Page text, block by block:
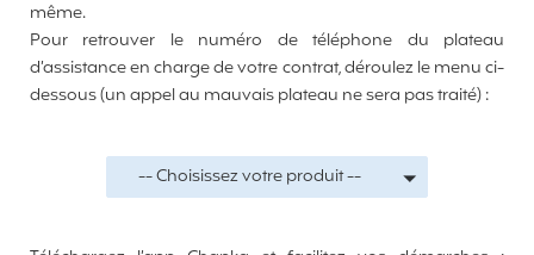
même.
Pour retrouver le numéro de téléphone du plateau
d’assistance en charge de votre contrat, déroulez le menu ci-
dessous (un appel au mauvais plateau ne sera pas traité) :
-- Choisissez votre produit --